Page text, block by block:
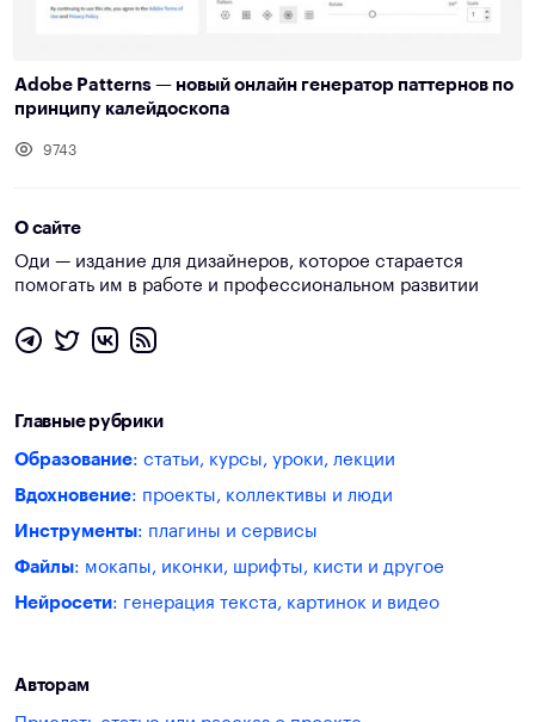
Adobe Patterns — новый онлайн генератор паттернов по
принципу калейдоскопа
9743
О сайте
Оди — издание для дизайнеров, которое старается
помогать им в работе и профессиональном развитии
Главные рубрики
Образование: статьи, курсы, уроки, лекции
Вдохновение: проекты, коллективы и люди
Инструменты: плагины и сервисы
Файлы: мокапы, иконки, шрифты, кисти и другое
Нейросети: генерация текста, картинок и видео
Авторам